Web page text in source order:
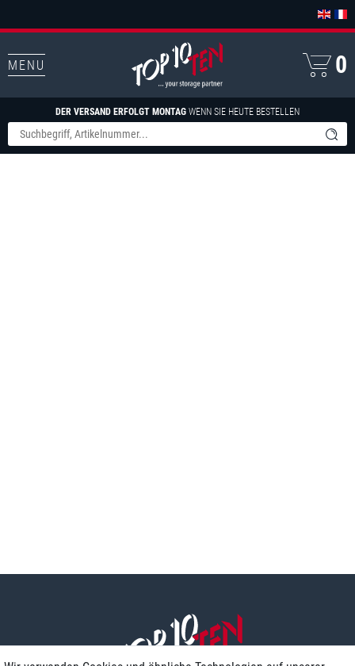
MENU
DER VERSAND ERFOLGT MONTAG WENN SIE HEUTE BESTELLEN
0